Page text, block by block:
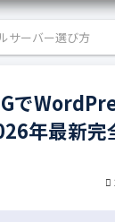
サーバー選び方
で
年最新完